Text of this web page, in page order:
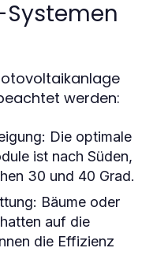
werden:
Die optimale
ist nach Süden,
30 und 40 Grad.
Bäume oder
auf die
die Effizienz